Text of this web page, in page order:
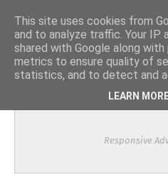
Responsive
This site uses cookies from
and to analyze traffic. Your IP
shared with Google along
metrics to ensure quality of
statistics, and to detect and
LEARN